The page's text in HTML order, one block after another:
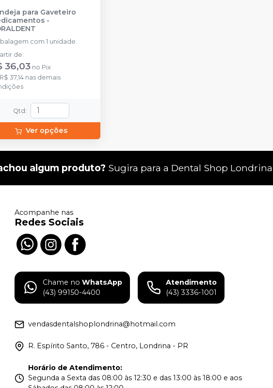
para Gaveteiro
-
com 1 unidade.
de:
36,03 no Pix
R$ 37,14 nas demais
Qtd:
Ver opções
algum produto? Sugira para a Dental Shop Londrina
Acompanhe nas
Redes Sociais
Chame no WhatsApp
(43) 99150-4400
Atendimento
(43) 3336-1001
vendasdentalshoplondrina@hotmail.com
R. Espírito Santo, 786 - Centro, Londrina - PR
Horário de Atendimento:
Segunda a Sexta das 08:00 às 12:30 e das 13:00 às 18:00 e aos